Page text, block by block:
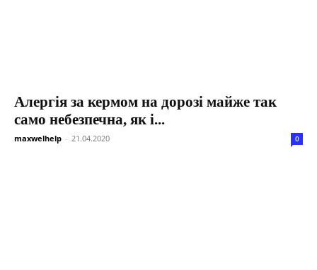
Алергія за кермом на дорозі майже так
само небезпечна, як і...
maxwelhelp - 21.04.2020 0